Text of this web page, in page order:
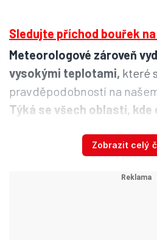
Sledujte příchod bouřek
Meteorologové zároveň
vysokými teplotami, které
pravděpodobností na
Týká se všech oblastí,
zvýšená zátěž na lidský
Zobrazit celý